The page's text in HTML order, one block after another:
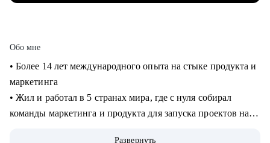
Обо мне
• Более 14 лет международного опыта на стыке продукта и
маркетинга
• Жил и работал в 5 странах мира, где с нуля собирал
команды маркетинга и продукта для запуска проектов на
Развернуть